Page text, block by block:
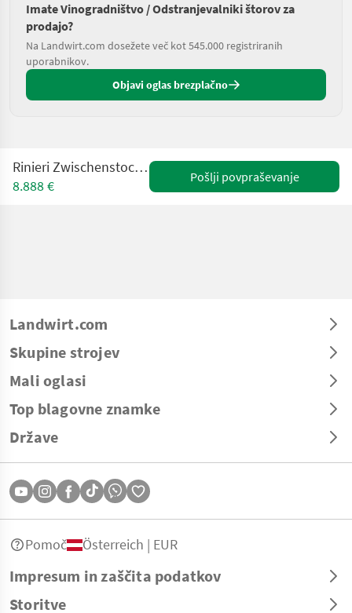
Imate Vinogradništvo / Odstranjevalniki štorov za
prodajo?
Na Landwirt.com dosežete več kot 545.000 registriranih
uporabnikov.
Objavi oglas brezplačno
Rinieri Zwischenstockkreiselegge ELA 115
8.888 €
Pošlji povpraševanje
Landwirt.com
Skupine strojev
Mali oglasi
Top blagovne znamke
Države
Impresum in zaščita podatkov
Storitve
Pomoč Österreich | EUR